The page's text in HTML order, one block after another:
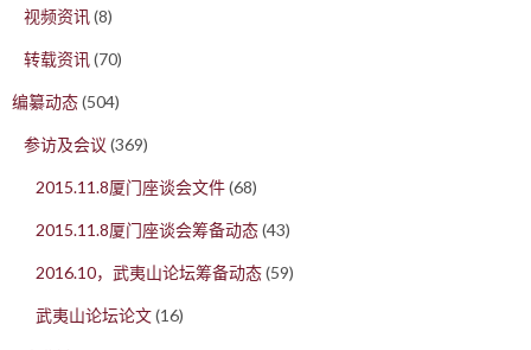
视频资讯(8)
转载资讯(70)
编纂动态(504)
参访及会议 (369)
2015.11.8厦门座谈会文件(68)
2015.11.8厦门座谈会筹备动态(43)
2016.10，武夷山论坛筹备动态(59)
武夷山论坛论文(16)